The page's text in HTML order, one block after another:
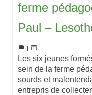
ferme
Paul –
|
Les six jeunes
sein de la ferme
sourds et
entrepris de